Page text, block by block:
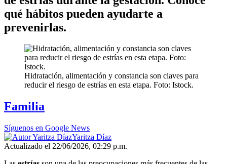
qué hábitos pueden ayudarte a
prevenirlas.
Hidratación, alimentación y constancia son claves para
reducir el riesgo de estrías en esta etapa. Foto: Istock.
Familia
Síguenos en Google News
Yaritza Díaz
Actualizado el 22/06/2026, 02:29 p.m.